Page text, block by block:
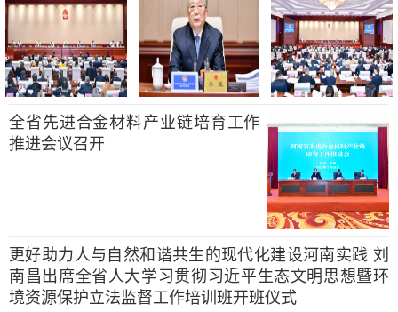
全省先进合金材料产业链培育工作
推进会议召开
更好助力人与自然和谐共生的现代化建设河南实践 刘
南昌出席全省人大学习贯彻习近平生态文明思想暨环
境资源保护立法监督工作培训班开班仪式